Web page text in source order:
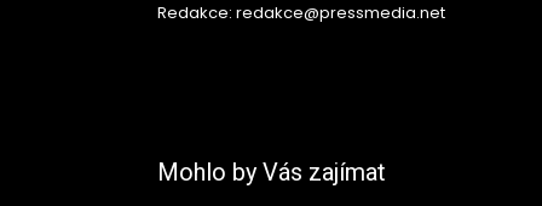
Redakce: redakce@pressmedia.net
Mohlo by Vás zajímat